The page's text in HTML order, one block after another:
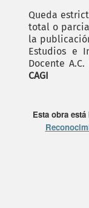
Queda
total o
la
Estudios e
Docente
CAGI
Esta obra